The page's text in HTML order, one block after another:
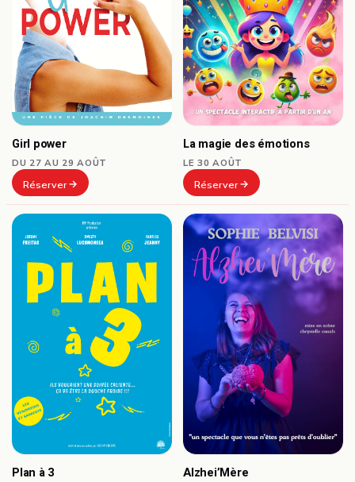
Girl power
DU 27 AU 29 AOÛT
Réserver
La magie des émotions
LE 30 AOÛT
Réserver
Plan à 3 Alzhei’Mère